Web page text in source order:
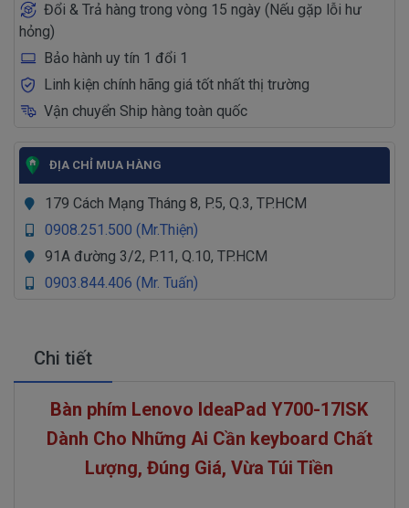
Đổi & Trả hàng trong vòng 15 ngày (Nếu gặp lỗi hư
hỏng)
Bảo hành uy tín 1 đổi 1
Linh kiện chính hãng giá tốt nhất thị trường
Vận chuyển Ship hàng toàn quốc
ĐỊA CHỈ MUA HÀNG
179 Cách Mạng Tháng 8, P.5, Q.3, TP.HCM
0908.251.500 (Mr.Thiện)
91A đường 3/2, P.11, Q.10, TP.HCM
0903.844.406 (Mr. Tuấn)
Chi tiết
Bàn phím Lenovo IdeaPad Y700-17ISK
Dành Cho Những Ai Cần keyboard Chất
Lượng, Đúng Giá, Vừa Túi Tiền